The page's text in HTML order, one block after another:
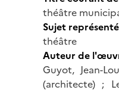
théâtre
Sujet
théâtre
Auteur de
Guyot, Jean-
(architecte) ;